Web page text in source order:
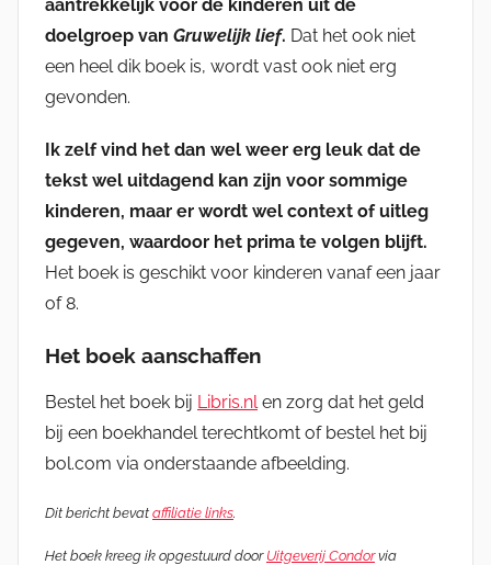
aantrekkelijk voor de kinderen uit de
doelgroep van Gruwelijk lief. Dat het ook niet
een heel dik boek is, wordt vast ook niet erg
gevonden.
Ik zelf vind het dan wel weer erg leuk dat de
tekst wel uitdagend kan zijn voor sommige
kinderen, maar er wordt wel context of uitleg
gegeven, waardoor het prima te volgen blijft.
Het boek is geschikt voor kinderen vanaf een jaar
of 8.
Het boek aanschaffen
Bestel het boek bij Libris.nlen zorg dat het geld
bij een boekhandel terechtkomt of bestel het bij
bol.com via onderstaande afbeelding.
Dit bericht bevat affiliatie links.
Het boek kreeg ik opgestuurd door Uitgeverij Condor via